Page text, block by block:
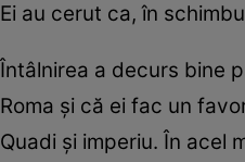
Ei au cerut ca, în
Întâlnirea a decurs bine
Roma şi că ei fac un
Quadi şi imperiu. În acel